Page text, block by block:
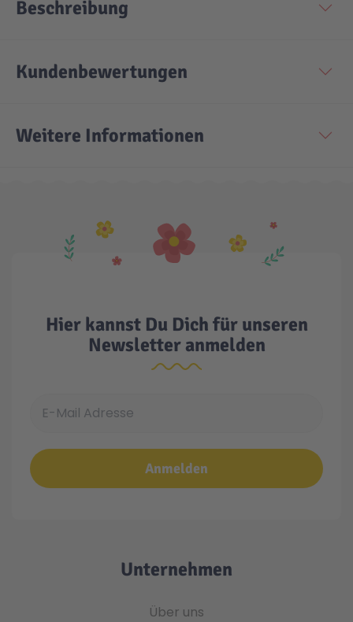
Beschreibung
Kundenbewertungen
Weitere Informationen
Hier kannst Du Dich für unseren
Newsletter anmelden
Anmelden
Unternehmen
Über uns